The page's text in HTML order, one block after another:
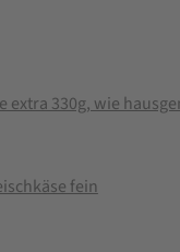
330g, wie
fein